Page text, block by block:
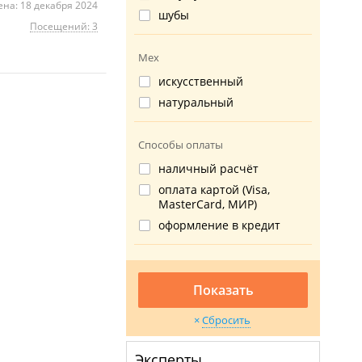
18 декабря 2024
Посещений: 3
шубы
Мех
искусственный
натуральный
Способы оплаты
наличный расчёт
оплата картой (Visa,
MasterCard, МИР)
оформление в кредит
Показать
Сбросить